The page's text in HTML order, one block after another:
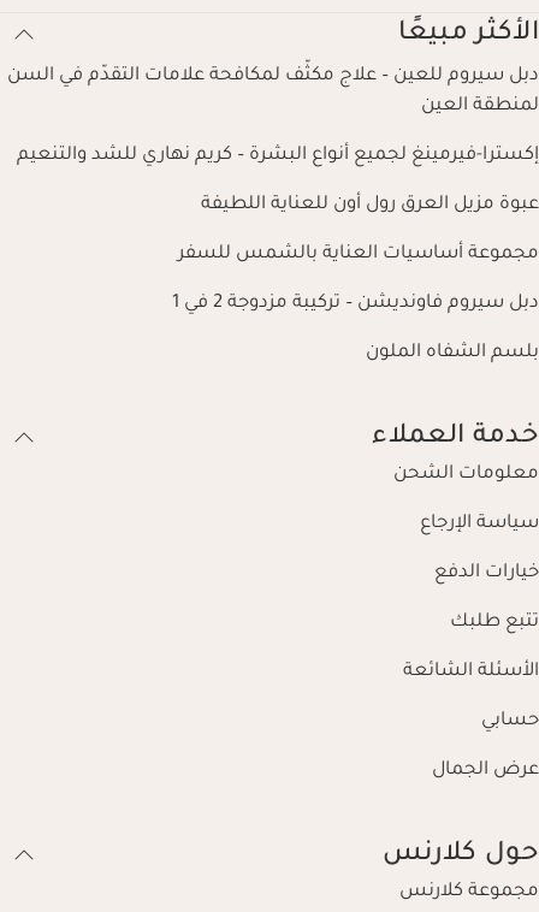
الأكثر مبيعًا
دبل سيروم للعين – علاج مكثّف لمكافحة علامات التقدّم في السن
لمنطقة العين
إكسترا-فيرمينغ لجميع أنواع البشرة – كريم نهاري للشد والتنعيم
عبوة مزيل العرق رول أون للعناية اللطيفة
مجموعة أساسيات العناية بالشمس للسفر
دبل سيروم فاونديشن – تركيبة مزدوجة 2 في 1
بلسم الشفاه الملون
خدمة العملاء
معلومات الشحن
سياسة الإرجاع
خيارات الدفع
تتبع طلبك
الأسئلة الشائعة
حسابي
عرض الجمال
حول كلارنس
مجموعة كلارنس